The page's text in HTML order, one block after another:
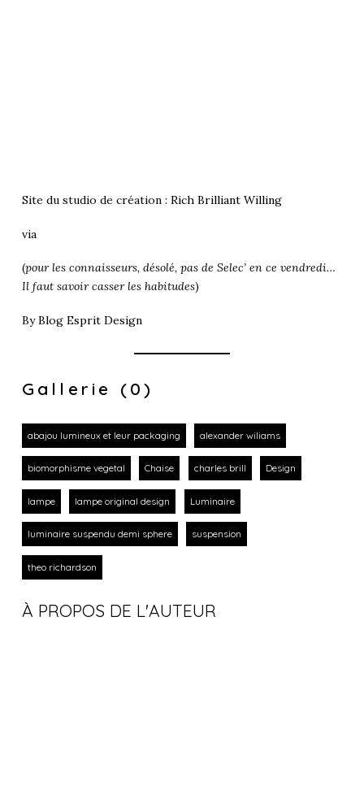
Site du studio de création : Rich Brilliant Willing
via
(pour les connaisseurs, désolé, pas de Selec’ en ce vendredi…
Il faut savoir casser les habitudes)
ByBlog Esprit Design
Gallerie (0)
abajou lumineux et leur packaging alexander wiliams
biomorphisme vegetal Chaise charles brill Design
lampe lampe original design Luminaire
luminaire suspendu demi sphere suspension
theo richardson
À PROPOS DE L'AUTEUR